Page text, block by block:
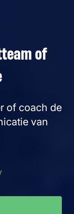
of
of coach de
van